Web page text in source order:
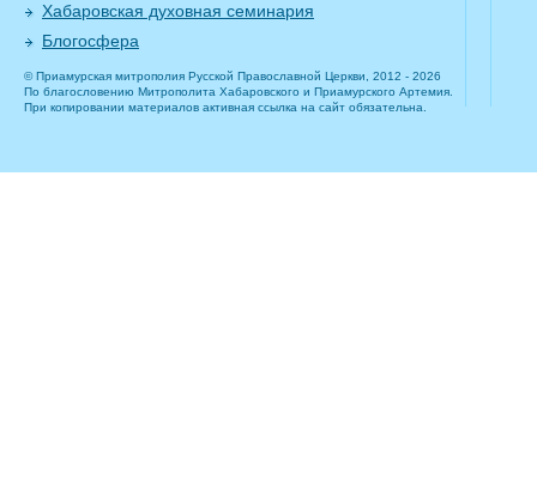
Хабаровская духовная семинария
Блогосфера
© Приамурская митрополия Русской Православной Церкви, 2012 - 2026
По благословению Митрополита Хабаровского и Приамурского Артемия.
При копировании материалов активная ссылка на сайт обязательна.